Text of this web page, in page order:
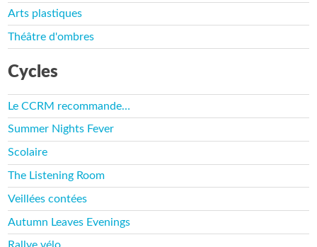
Arts plastiques
Théâtre d'ombres
Cycles
Le CCRM recommande…
Summer Nights Fever
Scolaire
The Listening Room
Veillées contées
Autumn Leaves Evenings